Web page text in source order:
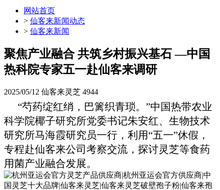
网站首页
> 仙客来新闻动态
> 仙客来新闻
聚焦产业融合 共筑乡村振兴基石 —中国
热科院专家五一赴仙客来调研
2025/05/12 仙客来灵芝 4944
“芍药绽红绡，巴篱织青琐。”中国热带农业
科学院椰子研究所党委书记朱安红、生物技术
研究所马海霞研究员一行，利用“五一”休假，
专程赴仙客来公司考察交流，探讨灵芝等食药
用菌产业融合发展。